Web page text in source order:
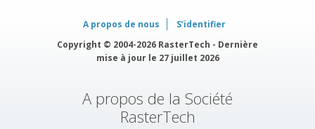
A propos de nous
S’identifier
Copyright © 2004-2026 RasterTech - Dernière
mise à jour le 27 juillet 2026
A propos de la Société
RasterTech